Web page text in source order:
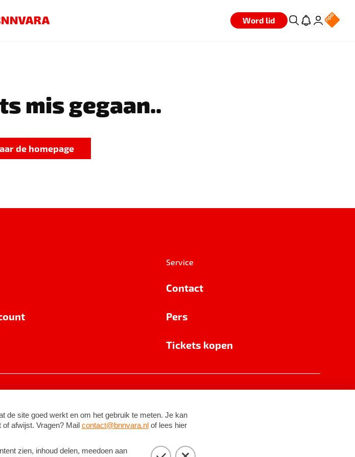
Word lid
mis gegaan..
de homepage
Service
Contact
Pers
Tickets kopen